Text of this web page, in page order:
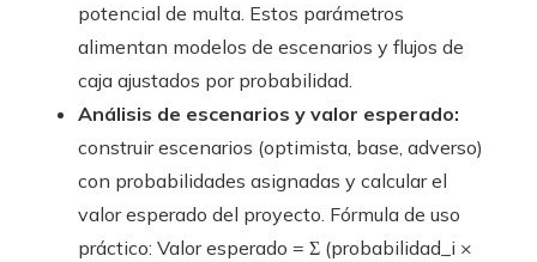
potencial de multa. Estos parámetros
alimentan modelos de escenarios y flujos de
caja ajustados por probabilidad.
Análisis de escenarios y valor esperado:
construir escenarios (optimista, base, adverso)
con probabilidades asignadas y calcular el
valor esperado del proyecto. Fórmula de uso
práctico: Valor esperado = Σ (probabilidad_i ×